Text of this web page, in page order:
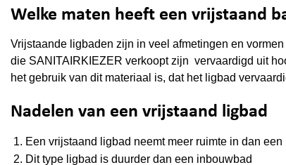
Welke maten heeft een vrijstaand
Vrijstaande ligbaden zijn in veel afmetingen en
die SANITAIRKIEZER verkoopt zijn vervaardigd uit
het gebruik van dit materiaal is, dat het ligbad
Nadelen van een vrijstaand ligbad
Een vrijstaand ligbad neemt meer ruimte in dan
Dit type ligbad is duurder dan een inbouwbad